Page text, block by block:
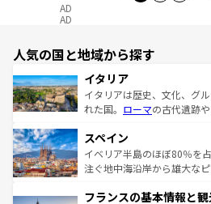
AD
AD
人気の国と地域から探す
イタリア
イタリアは歴史、文化、グ
れた国。 ローマの古代遺跡
ろん、トスカーナの美しい
景など、自然景観も見逃せ
ピザやパスタなど、絶品の
ませてくれるイタリアで、
スペイン
イベリア半島のほぼ80％を
注ぐ地中海沿岸から雄大な
文化が根付くこの国では、
フランスの基本情報と